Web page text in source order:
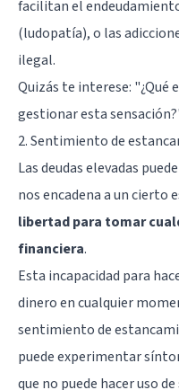
facilitan el
(ludopatía), o las
ilegal.
Quizás te interese: "¿Qué
gestionar esta
2. Sentimiento de
Las deudas elevadas
nos encadena a un cierto
libertad para tomar
financiera.
Esta incapacidad para
dinero en cualquier
sentimiento de
puede experimentar
que no puede hacer uso